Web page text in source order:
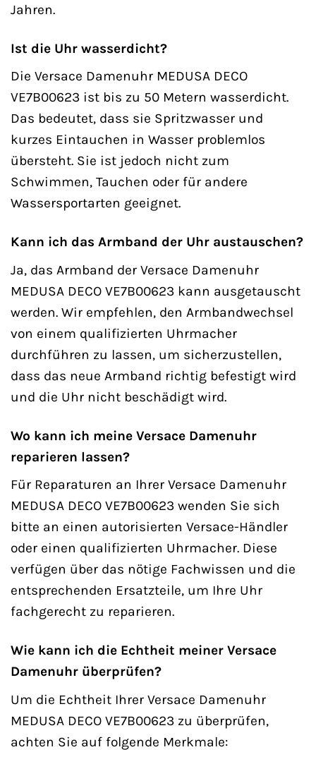
Jahren.
Ist die Uhr wasserdicht?
Die Versace Damenuhr MEDUSA DECO
VE7B00623 ist bis zu 50 Metern wasserdicht.
Das bedeutet, dass sie Spritzwasser und
kurzes Eintauchen in Wasser problemlos
übersteht. Sie ist jedoch nicht zum
Schwimmen, Tauchen oder für andere
Wassersportarten geeignet.
Kann ich das Armband der Uhr austauschen?
Ja, das Armband der Versace Damenuhr
MEDUSA DECO VE7B00623 kann ausgetauscht
werden. Wir empfehlen, den Armbandwechsel
von einem qualifizierten Uhrmacher
durchführen zu lassen, um sicherzustellen,
dass das neue Armband richtig befestigt wird
und die Uhr nicht beschädigt wird.
Wo kann ich meine Versace Damenuhr
reparieren lassen?
Für Reparaturen an Ihrer Versace Damenuhr
MEDUSA DECO VE7B00623 wenden Sie sich
bitte an einen autorisierten Versace-Händler
oder einen qualifizierten Uhrmacher. Diese
verfügen über das nötige Fachwissen und die
entsprechenden Ersatzteile, um Ihre Uhr
fachgerecht zu reparieren.
Wie kann ich die Echtheit meiner Versace
Damenuhr überprüfen?
Um die Echtheit Ihrer Versace Damenuhr
MEDUSA DECO VE7B00623 zu überprüfen,
achten Sie auf folgende Merkmale: